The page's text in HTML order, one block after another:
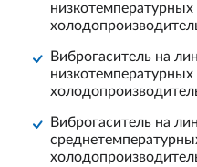
низкотемпературных
Виброгаситель на
низкотемпературных
Виброгаситель на